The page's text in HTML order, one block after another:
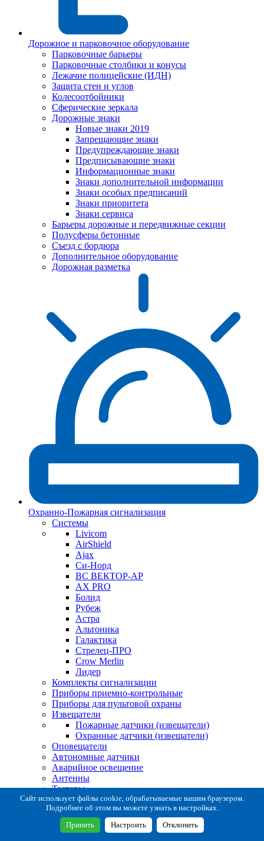
Дорожное и парковочное оборудование
Парковочные барьеры
Парковочные столбики и конусы
Лежачие полицейские (ИДН)
Защита стен и углов
Колесоотбойники
Сферические зеркала
Дорожные знаки
Новые знаки 2019
Запрещающие знаки
Предупреждающие знаки
Предписывающие знаки
Информационные знаки
Знаки дополнительной информации
Знаки особых предписаний
Знаки приоритета
Знаки сервиса
Барьеры дорожные и передвижные секции
Полусферы бетонные
Съезд с бордюра
Дополнительное оборудование
Дорожная разметка
Охранно-Пожарная сигнализация
Системы
Livicom
AirShield
Ajax
Си-Норд
ВС ВЕКТОР-АР
AX PRO
Болид
Рубеж
Астра
Альтоника
Галактика
Стрелец-ПРО
Crow Merlin
Лидер
Комплекты сигнализации
Приборы приемно-контрольные
Приборы для пультовой охраны
Извещатели
Пожарные датчики (извещатели)
Охранные датчики (извещатели)
Оповещатели
Автономные датчики
Аварийное освещение
Антенны
Тестеры
Система сбора извещений
Расходные и монтажные материалы
Коробки коммутационные
Кронштейны для извещателей
Сайт использует файлы cookie, обрабатываемые вашим браузером.
Подробнее об этом вы можете узнать в настройках.
Принять Настроить Отклонить